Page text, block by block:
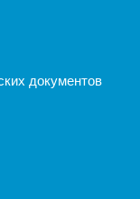
документов